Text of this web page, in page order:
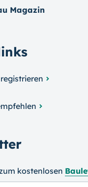
Magazin
kosten­losen